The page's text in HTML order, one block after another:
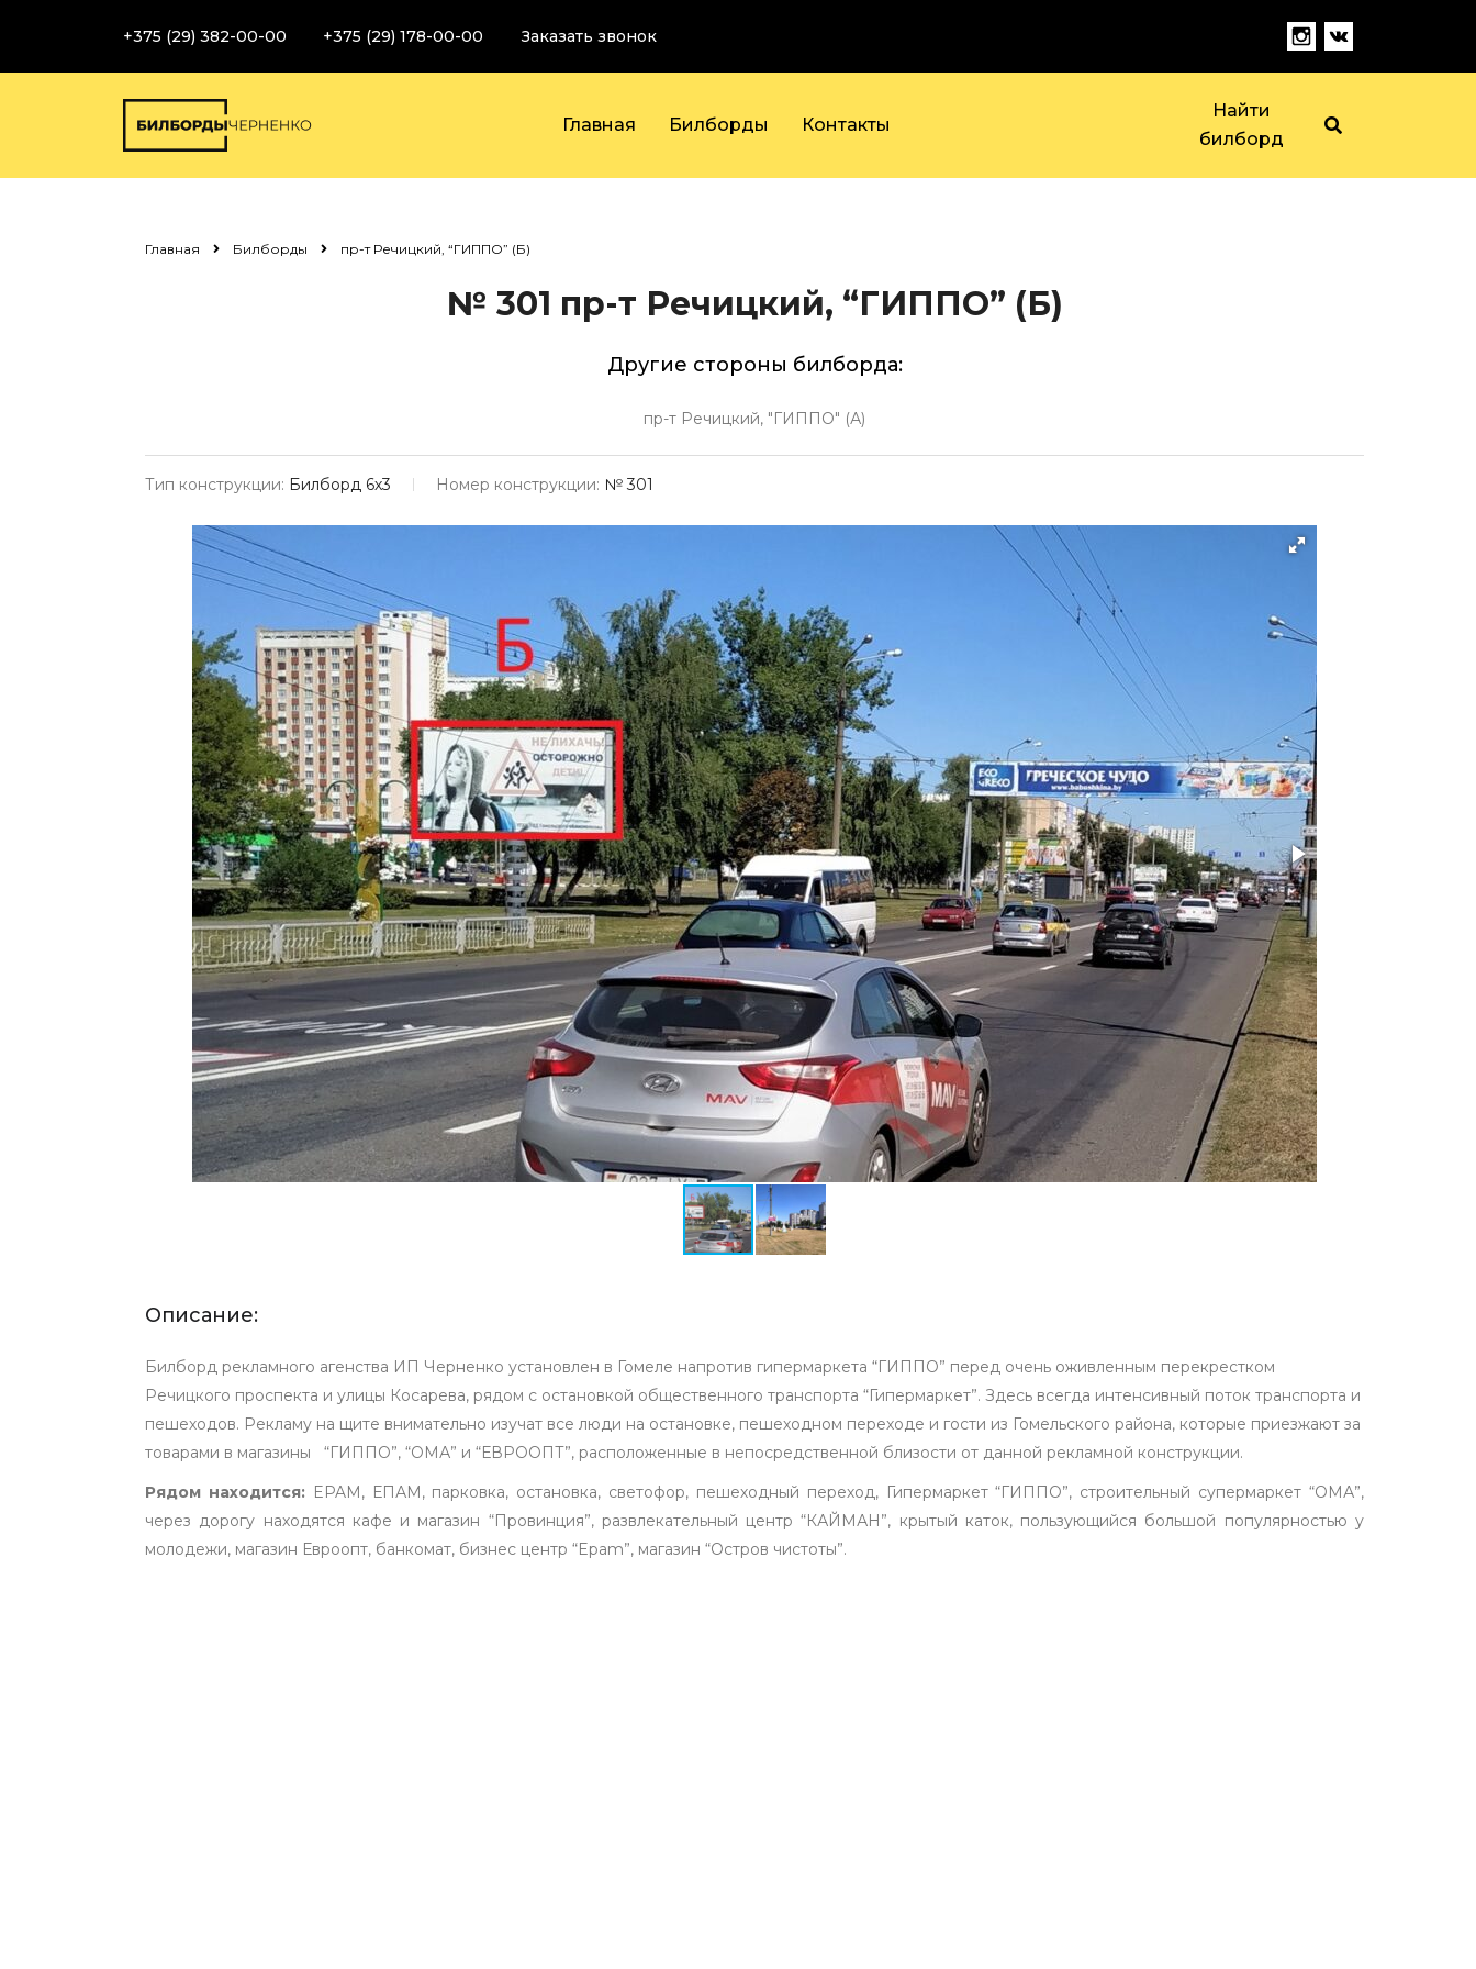
+375 (29) 382-00-00 +375 (29) 178-00-00 Заказать звонок
Главная Билборды Контакты
Найти
билборд
Главная Билборды пр-т Речицкий, “ГИППО” (Б)
№ 301 пр-т Речицкий, “ГИППО” (Б)
Другие стороны билборда:
пр-т Речицкий, "ГИППО" (А)
Тип конструкции: Билборд 6х3 Номер конструкции: № 301
Описание:
Билборд рекламного агенства ИП Черненко установлен в Гомеле напротив гипермаркета “ГИППО” перед очень оживленным перекрестком
Речицкого проспекта и улицы Косарева, рядом с остановкой общественного транспорта “Гипермаркет”. Здесь всегда интенсивный поток транспорта и
пешеходов. Рекламу на щите внимательно изучат все люди на остановке, пешеходном переходе и гости из Гомельского района, которые приезжают за
товарами в магазины “ГИППО”, “ОМА” и “ЕВРООПТ”, расположенные в непосредственной близости от данной рекламной конструкции.
Рядом находится:EPAM, ЕПАМ, парковка, остановка, светофор, пешеходный переход, Гипермаркет “ГИППО”, строительный супермаркет “ОМА”,
через дорогу находятся кафе и магазин “Провинция”, развлекательный центр “КАЙМАН”, крытый каток, пользующийся большой популярностью у
молодежи, магазин Евроопт, банкомат, бизнес центр “Epam”, магазин “Остров чистоты”.